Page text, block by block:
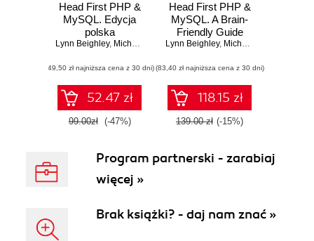
Head First PHP &
MySQL. Edycja
polska
Lynn Beighley, Michael Morrison
(49,50 zł najniższa cena z 30 dni)
52.47 zł
99.00zł (-47%)
Head First PHP &
MySQL. A Brain-
Friendly Guide
Lynn Beighley, Michael Morrison
(83,40 zł najniższa cena z 30 dni)
118.15 zł
139.00 zł (-15%)
Program partnerski - zarabiaj
więcej »
Brak książki? - daj nam znać »